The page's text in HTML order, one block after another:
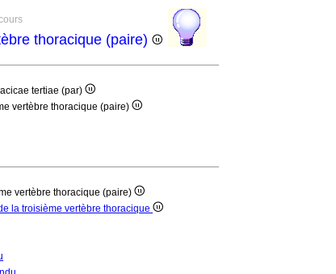
thoracique (paire)
tertiae (par)
vertèbre thoracique (paire)
vertèbre thoracique (paire)
la troisième vertèbre thoracique